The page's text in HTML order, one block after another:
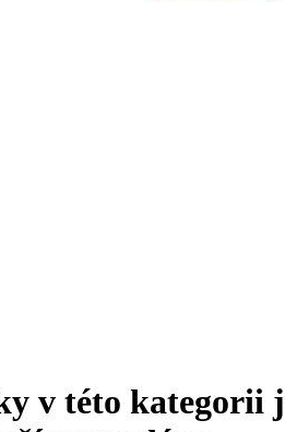
v této kategorii